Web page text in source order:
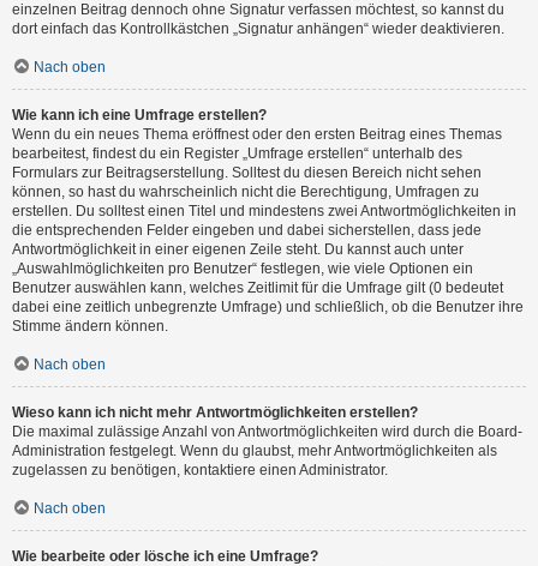
einzelnen Beitrag dennoch ohne Signatur verfassen möchtest, so kannst du
dort einfach das Kontrollkästchen „Signatur anhängen“ wieder deaktivieren.
Nach oben
Wie kann ich eine Umfrage erstellen?
Wenn du ein neues Thema eröffnest oder den ersten Beitrag eines Themas
bearbeitest, findest du ein Register „Umfrage erstellen“ unterhalb des
Formulars zur Beitragserstellung. Solltest du diesen Bereich nicht sehen
können, so hast du wahrscheinlich nicht die Berechtigung, Umfragen zu
erstellen. Du solltest einen Titel und mindestens zwei Antwortmöglichkeiten in
die entsprechenden Felder eingeben und dabei sicherstellen, dass jede
Antwortmöglichkeit in einer eigenen Zeile steht. Du kannst auch unter
„Auswahlmöglichkeiten pro Benutzer“ festlegen, wie viele Optionen ein
Benutzer auswählen kann, welches Zeitlimit für die Umfrage gilt (0 bedeutet
dabei eine zeitlich unbegrenzte Umfrage) und schließlich, ob die Benutzer ihre
Stimme ändern können.
Nach oben
Wieso kann ich nicht mehr Antwortmöglichkeiten erstellen?
Die maximal zulässige Anzahl von Antwortmöglichkeiten wird durch die Board-
Administration festgelegt. Wenn du glaubst, mehr Antwortmöglichkeiten als
zugelassen zu benötigen, kontaktiere einen Administrator.
Nach oben
Wie bearbeite oder lösche ich eine Umfrage?